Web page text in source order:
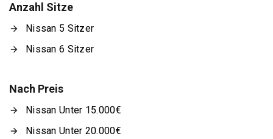
Anzahl Sitze
Nissan 5 Sitzer
Nissan 6 Sitzer
Nach Preis
Nissan Unter 15.000€
Nissan Unter 20.000€